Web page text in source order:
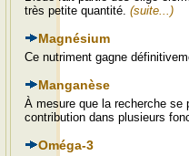
très petite quantité. (suite...)
Magnésium
Ce nutriment gagne
Manganèse
À mesure que la recherche
contribution dans plusieurs
Oméga-3